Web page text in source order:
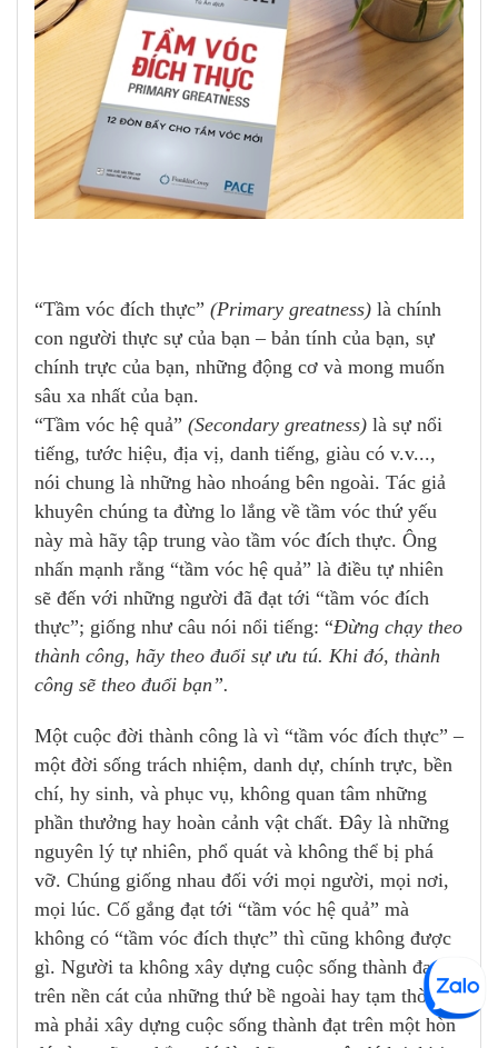
“Tầm vóc đích thực” (Primary greatness) là chính
con người thực sự của bạn – bản tính của bạn, sự
chính trực của bạn, những động cơ và mong muốn
sâu xa nhất của bạn.
“Tầm vóc hệ quả” (Secondary greatness) là sự nổi
tiếng, tước hiệu, địa vị, danh tiếng, giàu có v.v...,
nói chung là những hào nhoáng bên ngoài. Tác giả
khuyên chúng ta đừng lo lắng về tầm vóc thứ yếu
này mà hãy tập trung vào tầm vóc đích thực. Ông
nhấn mạnh rằng “tầm vóc hệ quả” là điều tự nhiên
sẽ đến với những người đã đạt tới “tầm vóc đích
thực”; giống như câu nói nổi tiếng: “Đừng chạy theo
thành công, hãy theo đuổi sự ưu tú. Khi đó, thành
công sẽ theo đuổi bạn”.
Một cuộc đời thành công là vì “tầm vóc đích thực” –
một đời sống trách nhiệm, danh dự, chính trực, bền
chí, hy sinh, và phục vụ, không quan tâm những
phần thưởng hay hoàn cảnh vật chất. Đây là những
nguyên lý tự nhiên, phổ quát và không thể bị phá
vỡ. Chúng giống nhau đối với mọi người, mọi nơi,
mọi lúc. Cố gắng đạt tới “tầm vóc hệ quả” mà
không có “tầm vóc đích thực” thì cũng không được
gì. Người ta không xây dựng cuộc sống thành đạt
trên nền cát của những thứ bề ngoài hay tạm thời,
mà phải xây dựng cuộc sống thành đạt trên một hòn